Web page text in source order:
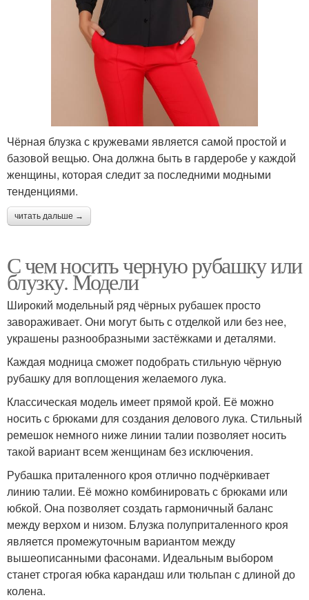
Чёрная блузка с кружевами является самой простой и
базовой вещью. Она должна быть в гардеробе у каждой
женщины, которая следит за последними модными
тенденциями.
читать дальше →
С чем носить черную рубашку или
блузку. Модели
Широкий модельный ряд чёрных рубашек просто
завораживает. Они могут быть с отделкой или без нее,
украшены разнообразными застёжками и деталями.
Каждая модница сможет подобрать стильную чёрную
рубашку для воплощения желаемого лука.
Классическая модель имеет прямой крой. Её можно
носить с брюками для создания делового лука. Стильный
ремешок немного ниже линии талии позволяет носить
такой вариант всем женщинам без исключения.
Рубашка приталенного кроя отлично подчёркивает
линию талии. Её можно комбинировать с брюками или
юбкой. Она позволяет создать гармоничный баланс
между верхом и низом. Блузка полуприталенного кроя
является промежуточным вариантом между
вышеописанными фасонами. Идеальным выбором
станет строгая юбка карандаш или тюльпан с длиной до
колена.